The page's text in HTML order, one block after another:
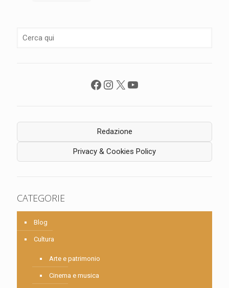
Facebook
Instagram
X YouTube
Redazione
Privacy & Cookies Policy
CATEGORIE
Blog
Cultura
Arte e patrimonio
Cinema e musica